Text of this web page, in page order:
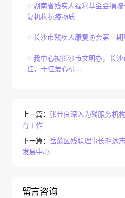
湖南省残疾人福利基金会捐
复机构抗疫物质
长沙市残疾人康复协会第一
我中心被长沙市文明办，长
佳，十佳爱心机...
上一篇： 张仕良深入为残服务机
育工作
下一篇： 岳麓区残联理事长毛远
发展中心
留言咨询